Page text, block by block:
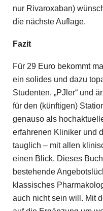
nur Rivaroxaban)
die nächste Auflage.
Fazit
Für 29 Euro bekommt
ein solides und dazu
Studenten, „PJler“ und
für den (künftigen)
genauso als
erfahrenen Kliniker und
tauglich – mit allen
einen Blick. Dieses
bestehende
klassisches
auch nicht sein will. Mit